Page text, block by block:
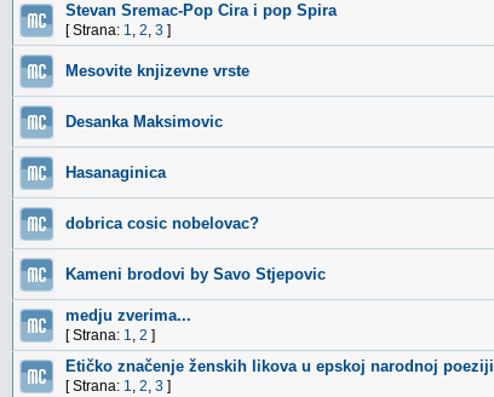
Stevan Sremac-Pop Cira i pop Spira
[ Strana: 1, 2, 3 ]
Mesovite knjizevne vrste
Desanka Maksimovic
Hasanaginica
dobrica cosic nobelovac?
Kameni brodovi by Savo Stjepovic
medju zverima...
[ Strana: 1, 2 ]
Etičko značenje ženskih likova u epskoj narodnoj poeziji
[ Strana: 1, 2, 3 ]